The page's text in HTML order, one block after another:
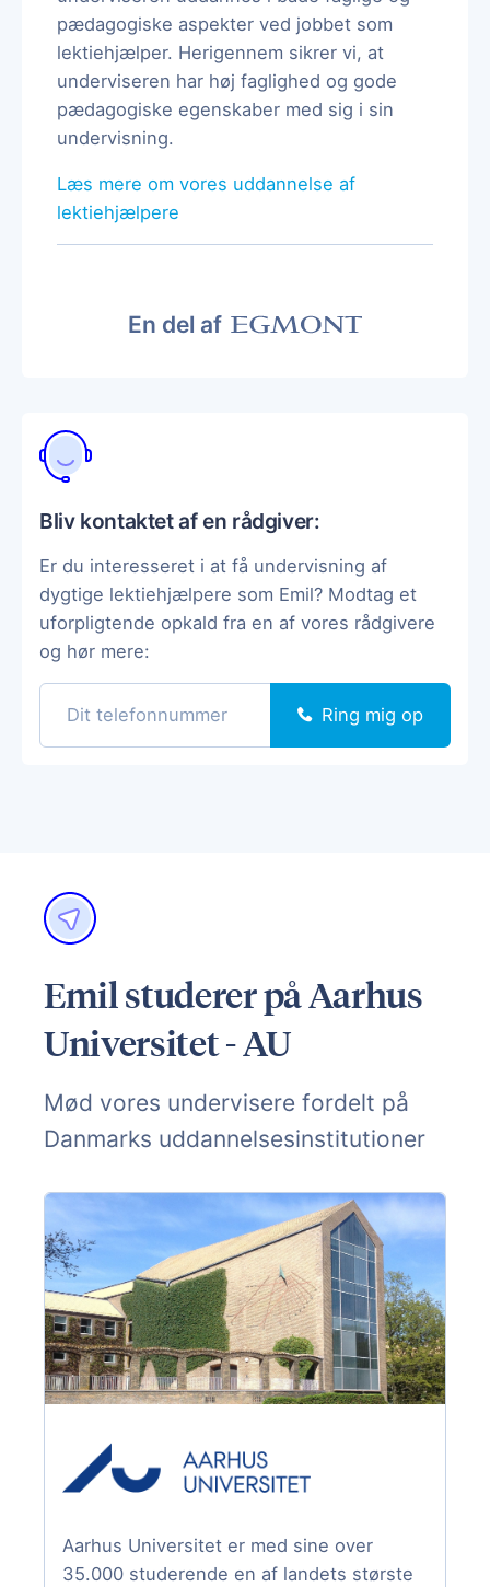
pædagogiske aspekter ved jobbet som
lektiehjælper. Herigennem sikrer vi, at
underviseren har høj faglighed og gode
pædagogiske egenskaber med sig i sin
undervisning.
Læs mere om vores uddannelse af
lektiehjælpere
En del af
Bliv kontaktet af en rådgiver:
Er du interesseret i at få undervisning af
dygtige lektiehjælpere som Emil? Modtag et
uforpligtende opkald fra en af vores rådgivere
og hør mere:
Ring mig op
Emil studerer på Aarhus
Universitet - AU
Mød vores undervisere fordelt på
Danmarks uddannelsesinstitutioner
Aarhus Universitet er med sine over
35.000 studerende en af landets største